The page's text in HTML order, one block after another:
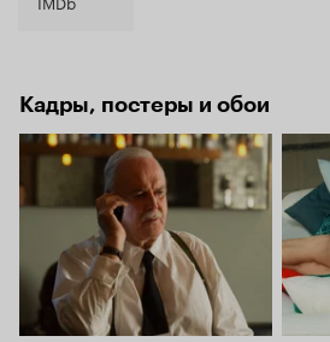
Кадры, постеры и обои